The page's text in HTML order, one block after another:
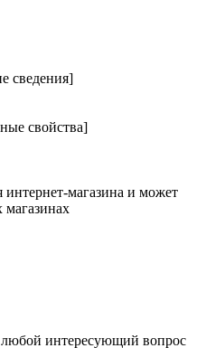
сведения]
свойства]
интернет-магазина и может
магазинах
интересующий вопрос